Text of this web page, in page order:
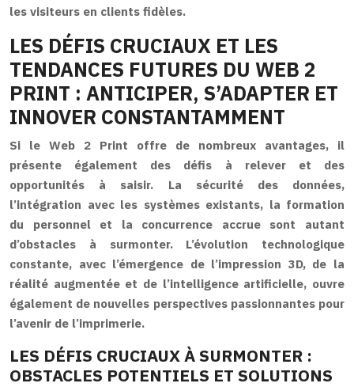
les visiteurs en clients fidèles.
LES DÉFIS CRUCIAUX ET LES
TENDANCES FUTURES DU WEB 2
PRINT : ANTICIPER, S’ADAPTER ET
INNOVER CONSTANTAMMENT
Si le Web 2 Print offre de nombreux avantages, il
présente également des défis à relever et des
opportunités à saisir. La sécurité des données,
l’intégration avec les systèmes existants, la formation
du personnel et la concurrence accrue sont autant
d’obstacles à surmonter. L’évolution technologique
constante, avec l’émergence de l’impression 3D, de la
réalité augmentée et de l’intelligence artificielle, ouvre
également de nouvelles perspectives passionnantes pour
l’avenir de l’imprimerie.
LES DÉFIS CRUCIAUX À SURMONTER :
OBSTACLES POTENTIELS ET SOLUTIONS